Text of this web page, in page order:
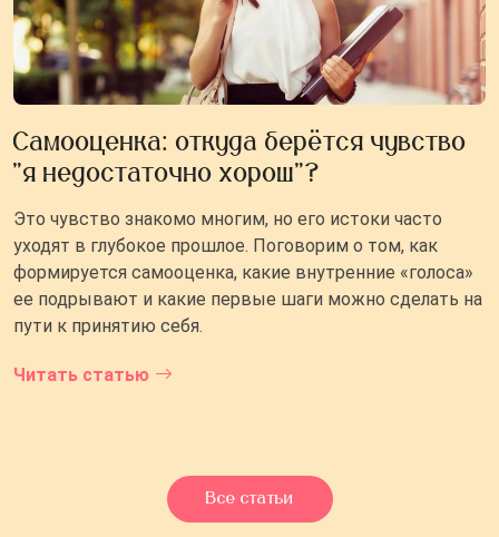
Самооценка: откуда берётся чувство
"я недостаточно хорош"?
Это чувство знакомо многим, но его истоки часто
уходят в глубокое прошлое. Поговорим о том, как
формируется самооценка, какие внутренние «голоса»
ее подрывают и какие первые шаги можно сделать на
пути к принятию себя.
Читать статью
Все статьи